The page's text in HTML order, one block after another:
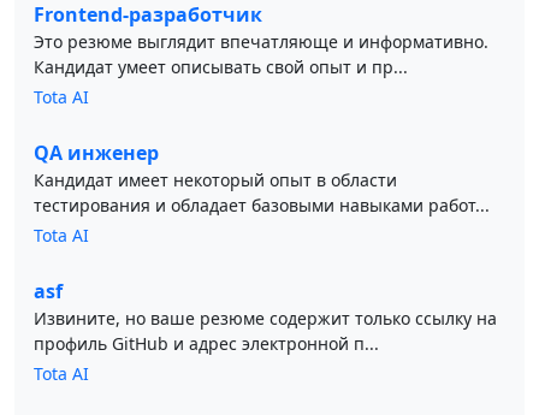
Frontend-разработчик
Это резюме выглядит впечатляюще и информативно.
Кандидат умеет описывать свой опыт и пр...
Tota AI
QA инженер
Кандидат имеет некоторый опыт в области
тестирования и обладает базовыми навыками работ...
Tota AI
asf
Извините, но ваше резюме содержит только ссылку на
профиль GitHub и адрес электронной п...
Tota AI